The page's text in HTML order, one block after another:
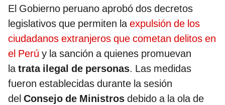
El Gobierno peruano aprobó dos decretos
legislativos que permiten laexpulsión de los
ciudadanos extranjeros que cometan delitos en
el Perú y la sanción a quienes promuevan
latrata ilegal de personas. Las medidas
fueron establecidas durante la sesión
del Consejo de Ministros debido a la ola de